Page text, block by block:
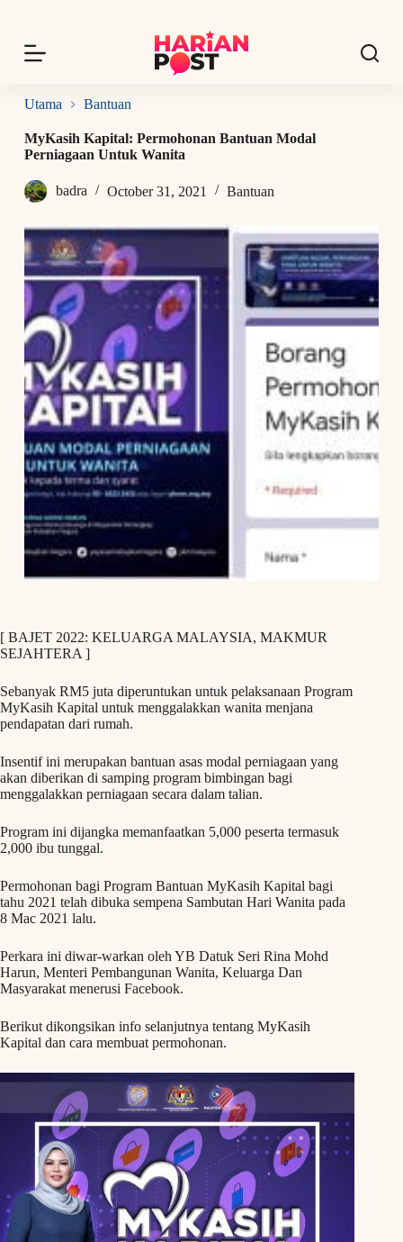
p
o
o
n
n
Utama Bantuan
MyKasih Kapital: Permohonan Bantuan Modal
Perniagaan Untuk Wanita
badra October 31, 2021 Bantuan
[ BAJET 2022: KELUARGA MALAYSIA, MAKMUR
SEJAHTERA ]
Sebanyak RM5 juta diperuntukan untuk pelaksanaan Program
MyKasih Kapital untuk menggalakkan wanita menjana
pendapatan dari rumah.
Insentif ini merupakan bantuan asas modal perniagaan yang
akan diberikan di samping program bimbingan bagi
menggalakkan perniagaan secara dalam talian.
Program ini dijangka memanfaatkan 5,000 peserta termasuk
2,000 ibu tunggal.
Permohonan bagi Program Bantuan MyKasih Kapital bagi
tahu 2021 telah dibuka sempena Sambutan Hari Wanita pada
8 Mac 2021 lalu.
Perkara ini diwar-warkan oleh YB Datuk Seri Rina Mohd
Harun, Menteri Pembangunan Wanita, Keluarga Dan
Masyarakat menerusi Facebook.
Berikut dikongsikan info selanjutnya tentang MyKasih
Kapital dan cara membuat permohonan.